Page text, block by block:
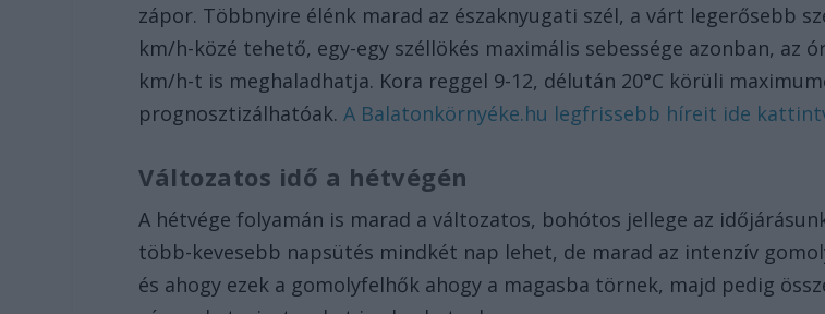
zápor. Többnyire élénk marad az északnyugati szél, a várt legerősebb
km/h-közé tehető, egy-egy széllökés maximális sebessége azonban, az
km/h-t is meghaladhatja. Kora reggel 9-12, délután 20°C körüli
prognosztizálhatóak.A Balatonkörnyéke.hu legfrissebb híreit ide
Változatos idő a hétvégén
A hétvége folyamán is marad a változatos, bohótos jellege az
több-kevesebb napsütés mindkét nap lehet, de marad az intenzív
és ahogy ezek a gomolyfelhők ahogy a magasba törnek, majd pedig